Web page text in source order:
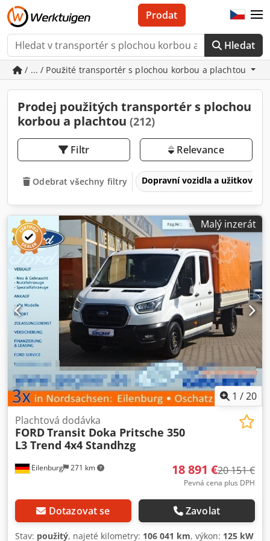
Hledat
Prodat
/ ... / Použité transportér s plochou korbou a plachtou
Prodej použitých transportér s plochou
korbou a plachtou (212)
Filtr Relevance
Odebrat všechny filtry Dopravní vozidla a užitková
Malý inzerát
1 /20
Eilenburg 271 km
Plachtová dodávka
FORDTransit Doka Pritsche 350
L3 Trend 4x4 Standhzg
18 891 €20 151 €
Pevná cena plus DPH
Dotazovat se Zavolat
Stav: použitý, najeté kilometry: 106 041 km, výkon: 125 kW